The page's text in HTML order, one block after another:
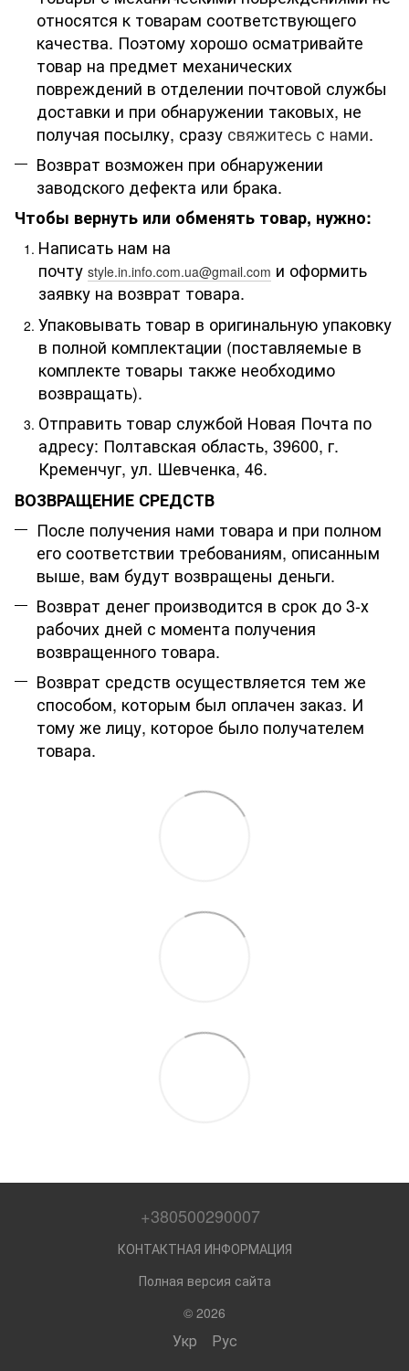
относятся к товарам соответствующего
качества. Поэтому хорошо осматривайте
товар на предмет механических
повреждений в отделении почтовой службы
доставки и при обнаружении таковых, не
получая посылку, сразу свяжитесь с нами.
Возврат возможен при обнаружении
заводского дефекта или брака.
Чтобы вернуть или обменять товар, нужно:
Написать нам на
почту style.in.info.com.ua@gmail.com и оформить
заявку на возврат товара.
Упаковывать товар в оригинальную упаковку
в полной комплектации (поставляемые в
комплекте товары также необходимо
возвращать).
Отправить товар службой Новая Почта по
адресу: Полтавская область, 39600, г.
Кременчуг, ул. Шевченка, 46.
ВОЗВРАЩЕНИЕ СРЕДСТВ
После получения нами товара и при полном
его соответствии требованиям, описанным
выше, вам будут возвращены деньги.
Возврат денег производится в срок до 3-х
рабочих дней с момента получения
возвращенного товара.
Возврат средств осуществляется тем же
способом, которым был оплачен заказ. И
тому же лицу, которое было получателем
товара.
+380500290007
КОНТАКТНАЯ ИНФОРМАЦИЯ
Полная версия сайта
© 2026
Укр Рус